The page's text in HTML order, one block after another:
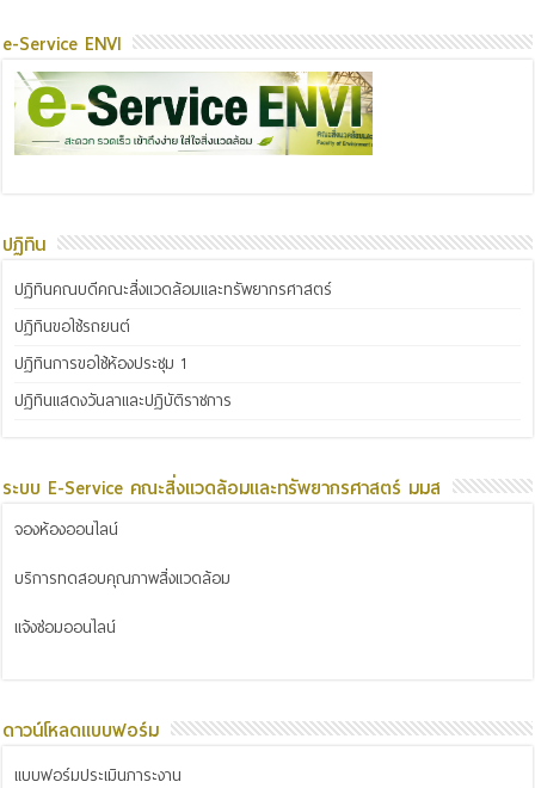
e-Service ENVI
ปฏิทิน
ปฏิทินคณบดีคณะสิ่งแวดล้อมและทรัพยากรศาสตร์
ปฏิทินขอใช้รถยนต์
ปฏิทินการขอใช้ห้องประชุม 1
ปฏิทินแสดงวันลาและปฏิบัติราชการ
ระบบ E-Service คณะสิ่งแวดล้อมและทรัพยากรศาสตร์ มมส
จองห้องออนไลน์
บริการทดสอบคุณภาพสิ่งแวดล้อม
แจ้งซ่อมออนไลน์
ดาวน์โหลดแบบฟอร์ม
แบบฟอร์มประเมินภาระงาน